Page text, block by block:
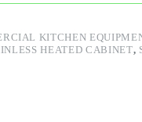
KITCHEN
HEATED CABINET,